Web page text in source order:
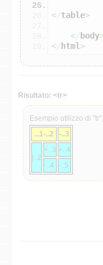
</table>
</ body
</ html >
Risultato: <tr>
Esempio utilizzo di
...1-..2
-..3
|..2
+..3 +..4
-..4
-..5